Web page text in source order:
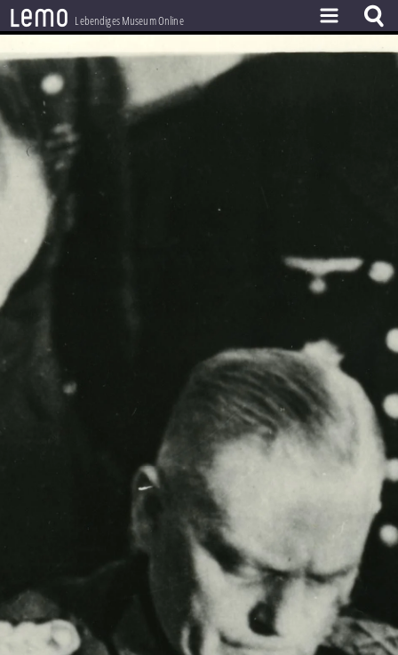
lemo Lebendiges Museum Online
ZEITSTRAHL
THEMEN
ZEITZEUGEN
BESTAND
LERNEN
PROJEKT